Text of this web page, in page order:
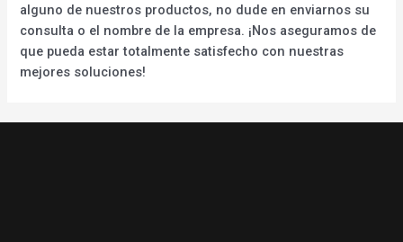
alguno de nuestros productos, no dude en enviarnos su
consulta o el nombre de la empresa. ¡Nos aseguramos de
que pueda estar totalmente satisfecho con nuestras
mejores soluciones!